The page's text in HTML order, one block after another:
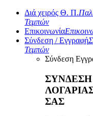
Διά χειρός Θ. Π.
Τεμπών
Επικοινωνία
Σύνδεση / Εγγραφή
Τεμπών
Σύνδεση
ΣΑΣ